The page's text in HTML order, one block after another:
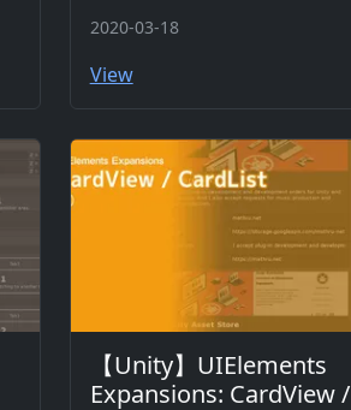
2020-03-18
View
【Unity】UIElements
Expansions: CardView /